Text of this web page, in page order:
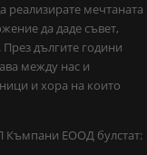
реализирате мечтаната
да даде съвет,
дългите години
между нас и
и хора на които
Къмпани ЕООД булстат: